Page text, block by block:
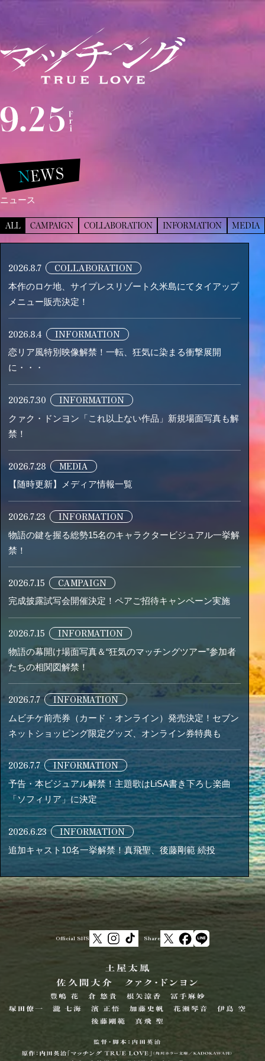
NEWS
ニュース
ALL CAMPAIGN COLLABORATION INFORMATION MEDIA
2026.8.7 COLLABORATION
本作のロケ地、サイプレスリゾート久米島にてタイアップ
メニュー販売決定！
2026.8.4 INFORMATION
恋リア風特別映像解禁！一転、狂気に染まる衝撃展開
に・・・
2026.7.30 INFORMATION
クァク・ドンヨン「これ以上ない作品」新規場面写真も解
禁！
2026.7.28 MEDIA
【随時更新】メディア情報一覧
2026.7.23 INFORMATION
物語の鍵を握る総勢15名のキャラクタービジュアル一挙解
禁！
2026.7.15 CAMPAIGN
完成披露試写会開催決定！ペアご招待キャンペーン実施
2026.7.15 INFORMATION
物語の幕開け場面写真＆“狂気のマッチングツアー”参加者
たちの相関図解禁！
2026.7.7 INFORMATION
ムビチケ前売券（カード・オンライン）発売決定！セブン
ネットショッピング限定グッズ、オンライン券特典も
2026.7.7 INFORMATION
予告・本ビジュアル解禁！主題歌はLiSA書き下ろし楽曲
「ソフィリア」に決定
2026.6.23 INFORMATION
追加キャスト10名一挙解禁！真飛聖、後藤剛範 続投
Official SNS Share